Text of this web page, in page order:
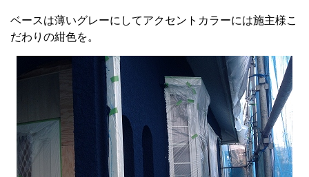
ベースは薄いグレーにしてアクセントカラーには施主様こ
だわりの紺色を。